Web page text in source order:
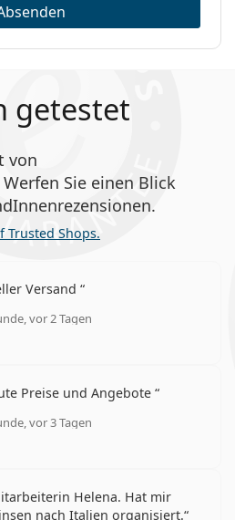
getestet
von
Sie einen Blick
Trusted Shops.
Versand
vor 2 Tagen
Bewertung 5 aus 5
Preise und Angebote
vor 3 Tagen
Bewertung 5 aus 5
Helena. Hat mir
nach Italien organisiert.